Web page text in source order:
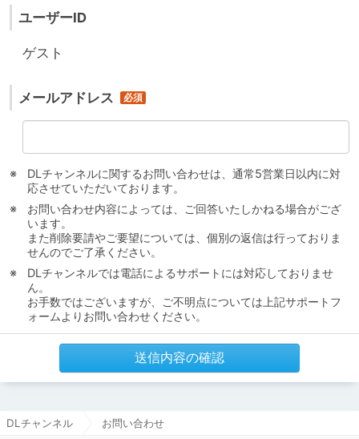
ユーザーID
ゲスト
メールアドレス
DLチャンネルに関するお問い合わせは、通常5営業日以内に対
応させていただいております。
お問い合わせ内容によっては、ご回答いたしかねる場合がござ
います。
また削除要請やご要望については、個別の返信は行っておりま
せんのでご了承ください。
DLチャンネルでは電話によるサポートには対応しておりませ
ん。
お手数ではございますが、ご不明点については上記サポートフ
ォームよりお問い合わせください。
送信内容の確認
DLチャンネル お問い合わせ